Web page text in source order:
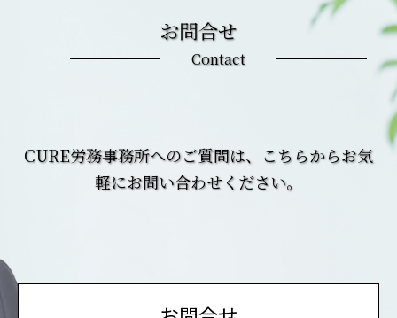
お問合せ
Contact
CURE労務事務所へのご質問は、こちらからお気
軽にお問い合わせください。